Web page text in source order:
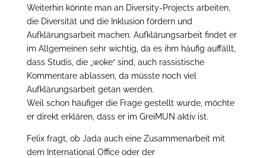
Weiterhin könnte man an Diversity-Projects arbeiten,
die Diversität und die Inklusion fördern und
Aufklärungsarbeit machen. Aufklärungsarbeit findet er
im Allgemeinen sehr wichtig, da es ihm häufig auffällt,
dass Studis, die „woke“ sind, auch rassistische
Kommentare ablassen, da müsste noch viel
Aufklärungsarbeit getan werden.
Weil schon häufiger die Frage gestellt wurde, möchte
er direkt erklären, dass er im GreiMUN aktiv ist.
Felix fragt, ob Jada auch eine Zusammenarbeit mit
dem International Office oder der